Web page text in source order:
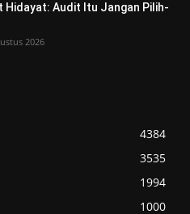
Hidayat: Audit Itu Jangan Pilih-
2026
4384
3535
1994
1000